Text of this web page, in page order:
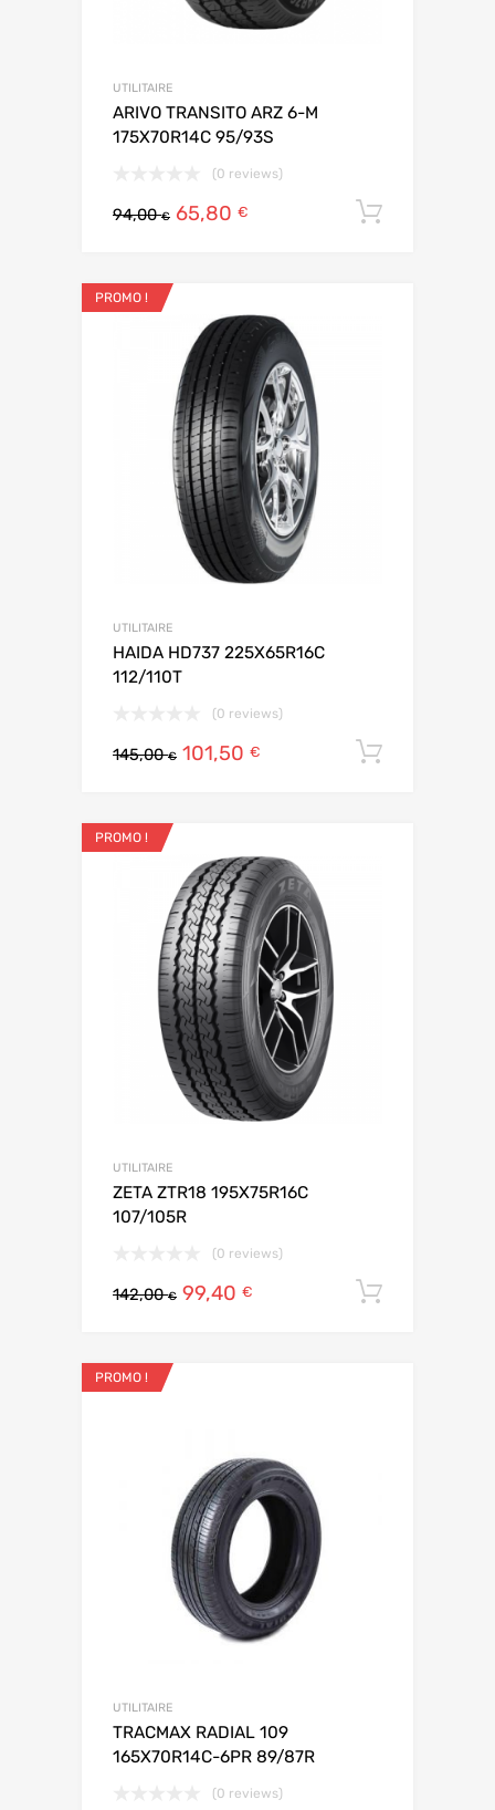
UTILITAIRE
ARIVO TRANSITO ARZ 6-M
175X70R14C 95/93S
(0 reviews)
94,00€ 65,80 €
PROMO !
UTILITAIRE
HAIDA HD737 225X65R16C
112/110T
(0 reviews)
145,00€ 101,50 €
PROMO !
UTILITAIRE
ZETA ZTR18 195X75R16C
107/105R
(0 reviews)
142,00€ 99,40 €
PROMO !
UTILITAIRE
TRACMAX RADIAL 109
165X70R14C-6PR 89/87R
(0 reviews)